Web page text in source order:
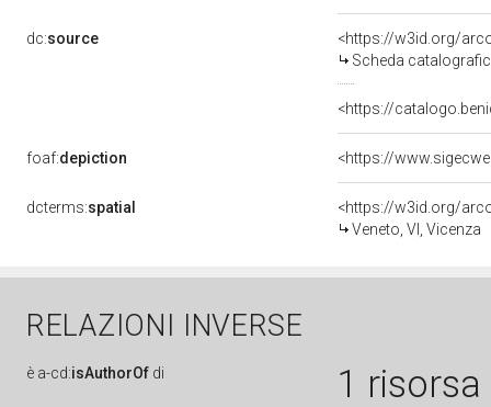
dc:source
<https://w3id.org/
Scheda
<https://
foaf:depiction
dcterms:spatial
<https://w3id.org/
Veneto, VI, Vicenza
RELAZIONI INVERSE
è a-cd:isAuthorOf di 1 risorsa